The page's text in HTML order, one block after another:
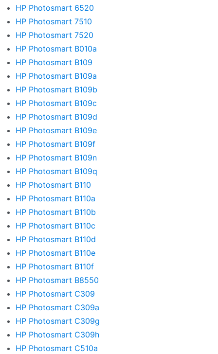
HP Photosmart 6520
HP Photosmart 7510
HP Photosmart 7520
HP Photosmart B010a
HP Photosmart B109
HP Photosmart B109a
HP Photosmart B109b
HP Photosmart B109c
HP Photosmart B109d
HP Photosmart B109e
HP Photosmart B109f
HP Photosmart B109n
HP Photosmart B109q
HP Photosmart B110
HP Photosmart B110a
HP Photosmart B110b
HP Photosmart B110c
HP Photosmart B110d
HP Photosmart B110e
HP Photosmart B110f
HP Photosmart B8550
HP Photosmart C309
HP Photosmart C309a
HP Photosmart C309g
HP Photosmart C309h
HP Photosmart C510a